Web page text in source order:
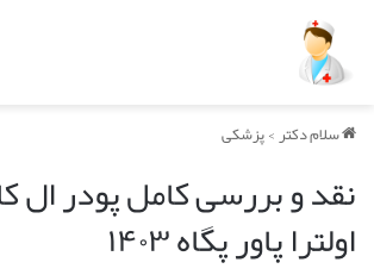
سلام دکتر>پزشکی
نقد و بررسی کامل پودر ال
اولترا پاور پگاه ۱۴۰۳